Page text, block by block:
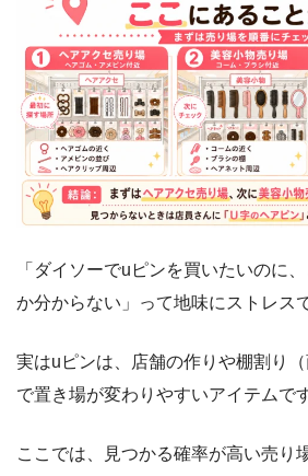
「ダイソーでuピンを買いたいのに
か分からない」って地味にストレス
実はuピンは、店舗の作りや棚割り（
で置き場が変わりやすいアイテムです
ここでは、見つかる確率が高い売り